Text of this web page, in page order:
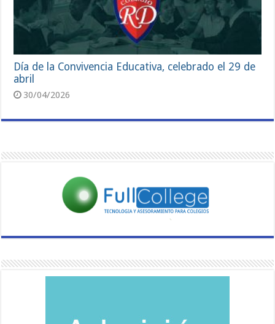
Día de la Convivencia Educativa, celebrado el 29 de
abril
30/04/2026